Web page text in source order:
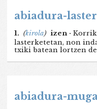
abiadura-
1. (kirola) izen ·
lasterketetan, non
txiki batean lortzen
abiadura-